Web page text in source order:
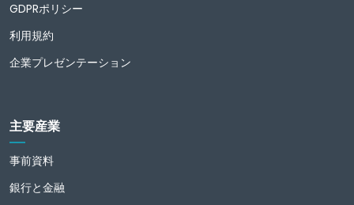
GDPRポリシー
利用規約
企業プレゼンテーション
主要産業
事前資料
銀行と金融